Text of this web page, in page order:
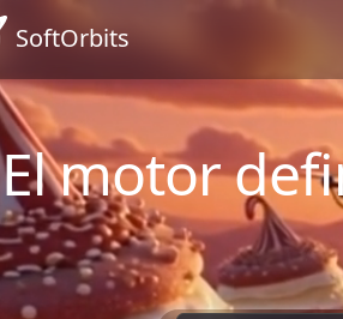
SoftOrbits
El motor